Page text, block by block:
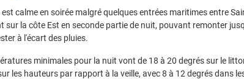
calme en soirée malgré quelques entrées maritimes entre
sur la côte Est en seconde partie de nuit, pouvant remonter
à l'écart des pluies.
minimales pour la nuit vont de 18 à 20 degrés sur le
les hauteurs par rapport à la veille, avec 8 à 12 degrés dans